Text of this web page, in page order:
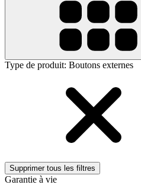
Type de produit: Boutons externes
Supprimer tous les filtres
Garantie à vie